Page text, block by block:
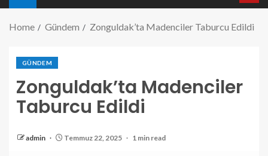
Home Gündem Zonguldak’ta Madenciler Taburcu Edildi
GÜNDEM
Zonguldak’ta Madenciler
Taburcu Edildi
admin Temmuz 22, 2025 1 min read